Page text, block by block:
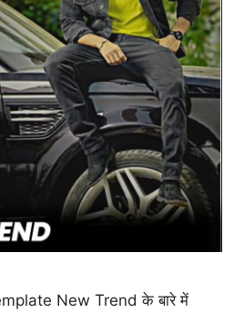
New Trend के बारे में